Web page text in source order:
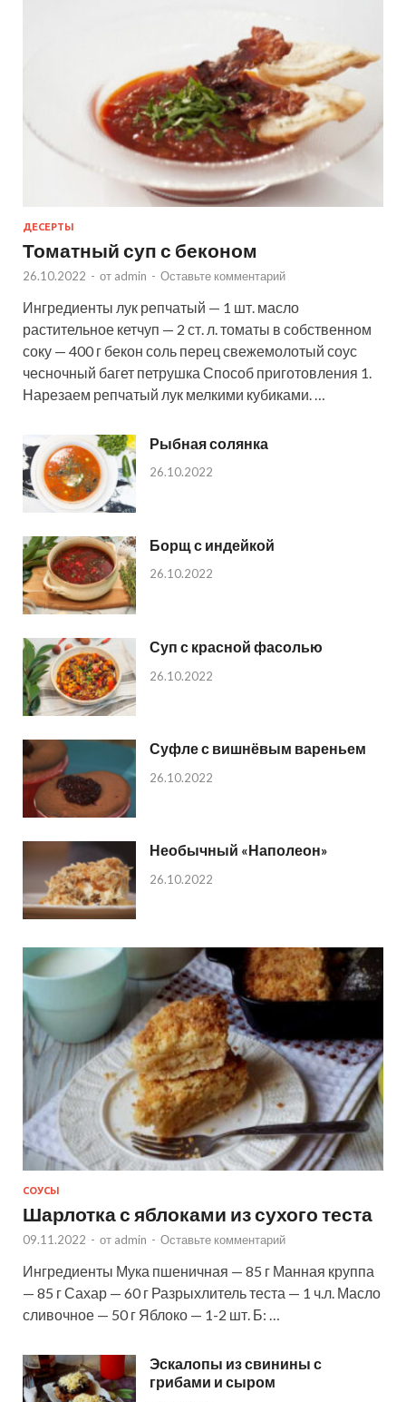
ДЕСЕРТЫ
Томатный суп с беконом
26.10.2022 - от admin - Оставьте комментарий
Ингредиенты лук репчатый — 1 шт. масло
растительное кетчуп — 2 ст. л. томаты в собственном
соку — 400 г бекон соль перец свежемолотый соус
чесночный багет петрушка Способ приготовления 1.
Нарезаем репчатый лук мелкими кубиками. …
Рыбная солянка
26.10.2022
Борщ с индейкой
26.10.2022
Суп с красной фасолью
26.10.2022
Суфле с вишнёвым вареньем
26.10.2022
Необычный «Наполеон»
26.10.2022
СОУСЫ
Шарлотка с яблоками из сухого теста
09.11.2022 - от admin - Оставьте комментарий
Ингредиенты Мука пшеничная — 85 г Манная круппа
— 85 г Сахар — 60 г Разрыхлитель теста — 1 ч.л. Масло
сливочное — 50 г Яблоко — 1-2 шт. Б: …
Эскалопы из свинины с
грибами и сыром